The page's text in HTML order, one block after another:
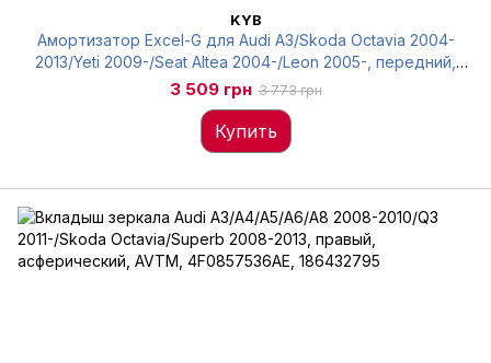
KYB
Амортизатор Excel-G для Audi A3/Skoda Octavia 2004-
2013/Yeti 2009-/Seat Altea 2004-/Leon 2005-, передний,
Kayaba, 334834
3 509 грн 3 773 грн
Купить